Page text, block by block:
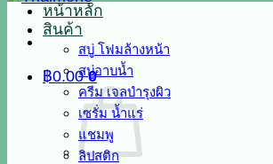
฿0.00 0
หน้าหลัก
สินค้า
สบู่ โฟมล้างหน้า
สบู่อาบน้ำ
ครีม เจลบำรุงผิว
เซรั่ม น้ำแร่
แชมพู
ลิปสติก